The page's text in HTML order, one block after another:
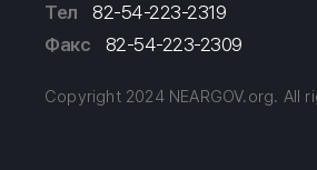
Тел
82-54-223-2319
Факс
82-54-223-2309
Copyright 2024 NEARGOV.org. All